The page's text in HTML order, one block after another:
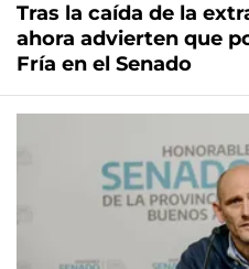
Tras la caída de la
ahora advierten que
Fría en el Senado